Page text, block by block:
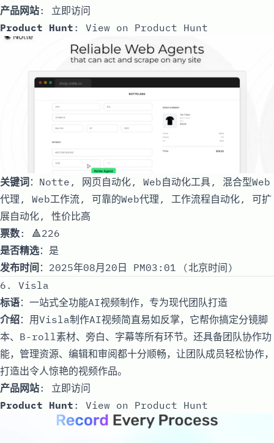
产品网站: 立即访问
Product Hunt : View on Product Hunt
关键词：Notte, 网页自动化, Web自动化工具, 混合型Web
代理, Web工作流, 可靠的Web代理, 工作流程自动化, 可扩
展自动化, 性价比高
票数: 🔺226
是否精选：是
发布时间 ：2025年08月20日 PM03:01 (北京时间)
6. Visla
标语：一站式全功能AI视频制作，专为现代团队打造
介绍：用Visla制作AI视频简直易如反掌，它帮你搞定分镜脚
本、B-roll素材、旁白、字幕等所有环节。还具备团队协作功
能，管理资源、编辑和审阅都十分顺畅，让团队成员轻松协作，
打造出令人惊艳的视频作品。
产品网站: 立即访问
Product Hunt : View on Product Hunt